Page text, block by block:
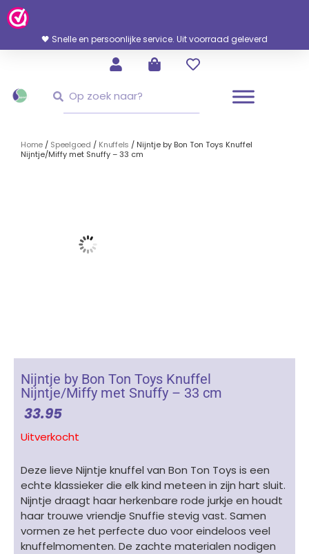
Ga
Naar
Inhoud
🖤 Snelle en persoonlijke service. Uit voorraad geleverd
Home / Speelgoed / Knuffels / Nijntje by Bon Ton Toys Knuffel
Nijntje/Miffy met Snuffy – 33 cm
Nijntje by Bon Ton Toys Knuffel
Nijntje/Miffy met Snuffy – 33 cm
33.95
Uitverkocht
Deze lieve Nijntje knuffel van Bon Ton Toys is een
echte klassieker die elk kind meteen in zijn hart sluit.
Nijntje draagt haar herkenbare rode jurkje en houdt
haar trouwe vriendje Snuffie stevig vast. Samen
vormen ze het perfecte duo voor eindeloos veel
knuffelmomenten. De zachte materialen nodigen